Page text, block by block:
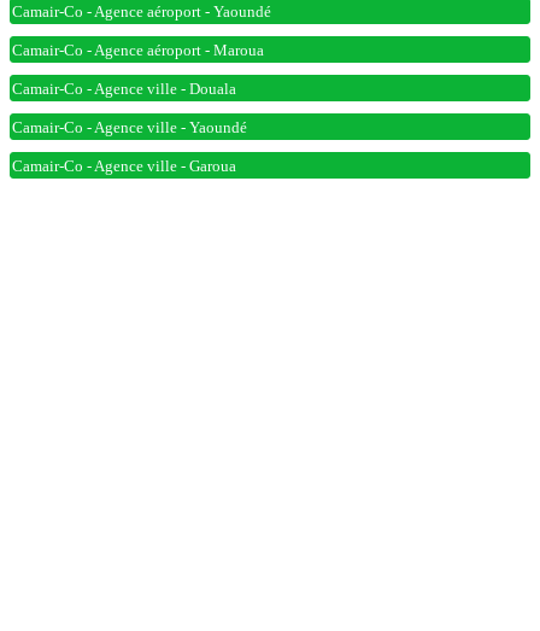
Camair-Co - Agence aéroport - Yaoundé
Camair-Co - Agence aéroport - Maroua
Camair-Co - Agence ville - Douala
Camair-Co - Agence ville - Yaoundé
Camair-Co - Agence ville - Garoua